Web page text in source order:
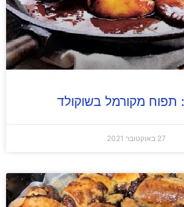
תפוח מקורמל בשוקולד
27 באוקטובר 2021